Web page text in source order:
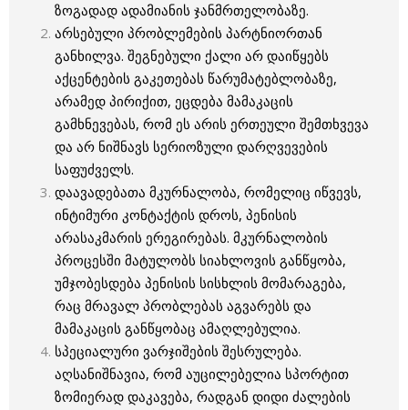
ზოგადად ადამიანის ჯანმრთელობაზე.
არსებული პრობლემების პარტნიორთან
განხილვა. შეგნებული ქალი არ დაიწყებს
აქცენტების გაკეთებას წარუმატებლობაზე,
არამედ პირიქით, ეცდება მამაკაცის
გამხნევებას, რომ ეს არის ერთეული შემთხვევა
და არ ნიშნავს სერიოზული დარღვევების
საფუძველს.
დაავადებათა მკურნალობა, რომელიც იწვევს,
ინტიმური კონტაქტის დროს, პენისის
არასაკმარის ერეგირებას. მკურნალობის
პროცესში მატულობს სიახლოვის განწყობა,
უმჯობესდება პენისის სისხლის მომარაგება,
რაც მრავალ პრობლებას აგვარებს და
მამაკაცის განწყობაც ამაღლებულია.
სპეციალური ვარჯიშების შესრულება.
აღსანიშნავია, რომ აუცილებელია სპორტით
ზომიერად დაკავება, რადგან დიდი ძალების